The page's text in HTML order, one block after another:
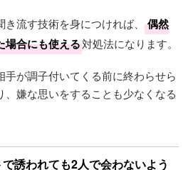
流す技術を身につければ、
偶然
場合にも使える対処法になります。
が調子付いてくる前に終わらせら
、嫌な思いをすることも少なくなる
誘われても2人で会わないよう